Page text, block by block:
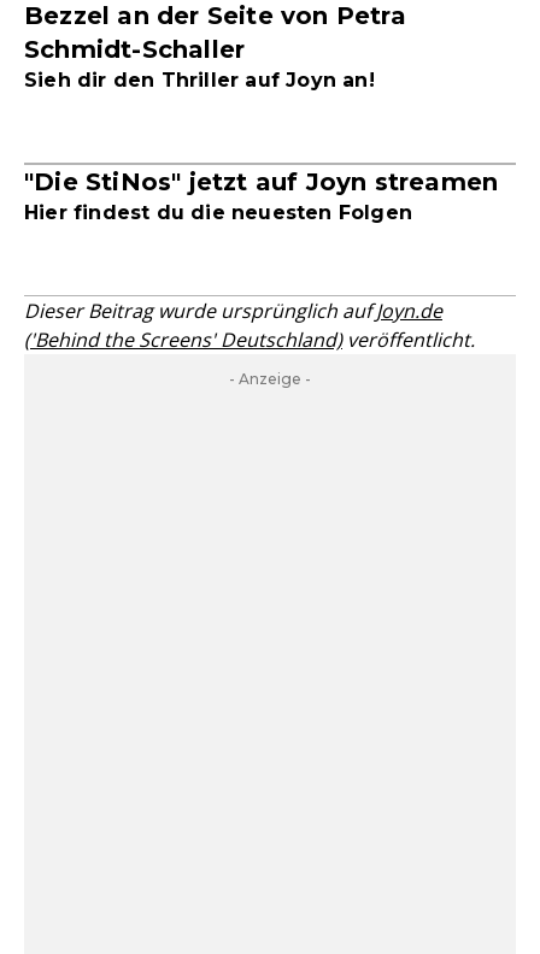
Bezzel an der Seite von Petra
Schmidt-Schaller
Sieh dir den Thriller auf Joyn an!
"Die StiNos" jetzt auf Joyn streamen
Hier findest du die neuesten Folgen
Dieser Beitrag wurde ursprünglich aufJoyn.de
('Behind the Screens' Deutschland)veröffentlicht.
- Anzeige -